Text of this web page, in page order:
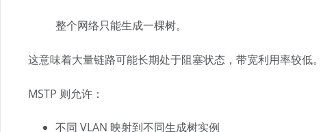
整个网络只能生成一棵树。
这意味着大量链路可能长期处于阻塞状态，带宽利用率较低。
MSTP 则允许：
不同 VLAN 映射到不同生成树实例